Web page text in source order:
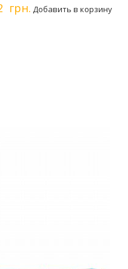
грн. Добавить в корзину